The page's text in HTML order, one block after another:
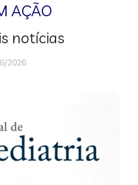
AÇÃO
notícias
2026